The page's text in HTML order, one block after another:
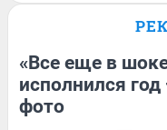
«Все еще в
исполнился
фото